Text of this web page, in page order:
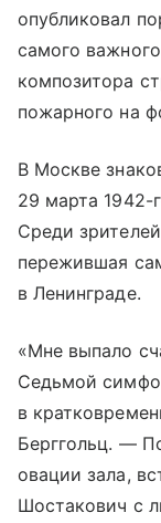
опубликовал
самого
композитора
пожарного на
В Москве
29 марта 1942-
Среди
пережившая
в Ленинграде.
«Мне выпало
Седьмой
в
Берггольц. —
овации зала,
Шостакович с